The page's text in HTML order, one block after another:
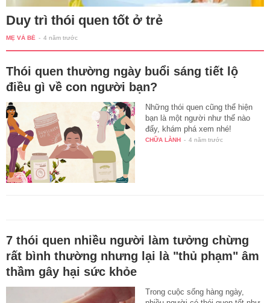
Duy trì thói quen tốt ở trẻ
MẸ VÀ BÉ - 4 năm trước
Thói quen thường ngày buổi sáng tiết lộ
điều gì về con người bạn?
Những thói quen cũng thể hiện
bạn là một người như thế nào
đấy, khám phá xem nhé!
CHỮA LÀNH - 4 năm trước
7 thói quen nhiều người làm tưởng chừng
rất bình thường nhưng lại là "thủ phạm" âm
thầm gây hại sức khỏe
Trong cuộc sống hàng ngày,